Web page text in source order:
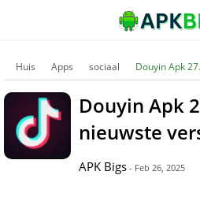
Huis Apps sociaal Douyin Apk
Douyin Apk
nieuwste
APK Bigs - Feb 26, 2025